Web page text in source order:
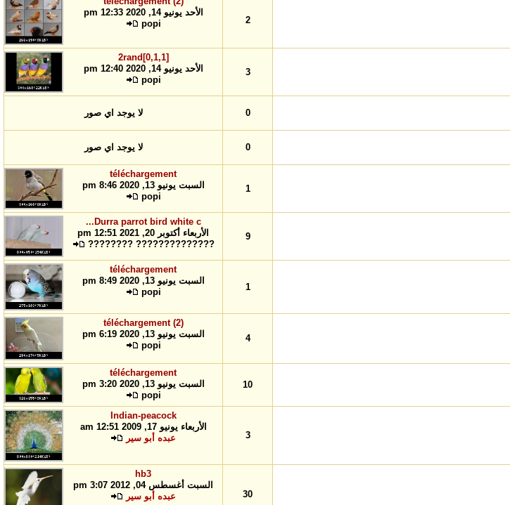
2
الأحد يونيو 14, 2020 12:33 pm
popi
3
2rand[0,1,1]
الأحد يونيو 14, 2020 12:40 pm
popi
0 لا يوجد اي صور
0 لا يوجد اي صور
1
téléchargement
السبت يونيو 13, 2020 8:46 pm
popi
9
Durra parrot bird white c...
الأربعاء أكتوبر 20, 2021 12:51 pm
?????????????? ????????
1
téléchargement
السبت يونيو 13, 2020 8:49 pm
popi
4
téléchargement (2)
السبت يونيو 13, 2020 6:19 pm
popi
10
téléchargement
السبت يونيو 13, 2020 3:20 pm
popi
3
Indian-peacock
الأربعاء يونيو 17, 2009 12:51 am
عبده أبو سير
30
hb3
السبت أغسطس 04, 2012 3:07 pm
عبده أبو سير